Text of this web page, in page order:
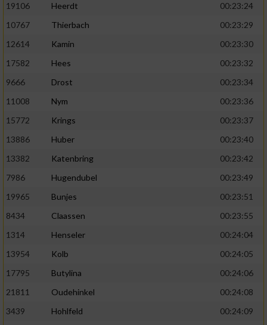
19106
Heerdt
00:23:24
10767
Thierbach
00:23:29
12614
Kamin
00:23:30
17582
Hees
00:23:32
9666
Drost
00:23:34
11008
Nym
00:23:36
15772
Krings
00:23:37
13886
Huber
00:23:40
13382
Katenbring
00:23:42
7986
Hugendubel
00:23:49
19965
Bunjes
00:23:51
8434
Claassen
00:23:55
1314
Henseler
00:24:04
13954
Kolb
00:24:05
17795
Butylina
00:24:06
21811
Oudehinkel
00:24:08
3439
Hohlfeld 00:24:09